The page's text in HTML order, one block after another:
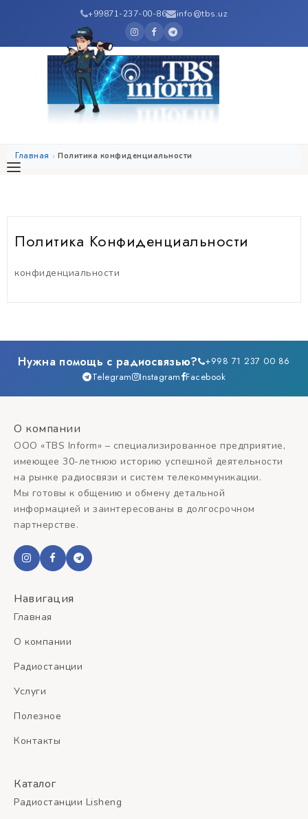
+99871-237-00-86 info@tbs.uz
Главная Политика конфиденциальности
Политика Конфиденциальности
конфиденциальности
Нужна помощь с радиосвязью?
+998 71 237 00 86
Telegram
Instagram Facebook
О компании
ООО «TBS Inform» – специализированное предприятие,
имеющее 30-летнюю историю успешной деятельности
на рынке радиосвязи и систем телекоммуникации.
Мы готовы к общению и обмену детальной
информацией и заинтересованы в долгосрочном
партнерстве.
Навигация
Главная
О компании
Радиостанции
Услуги
Полезное
Контакты
Каталог
Радиостанции Lisheng